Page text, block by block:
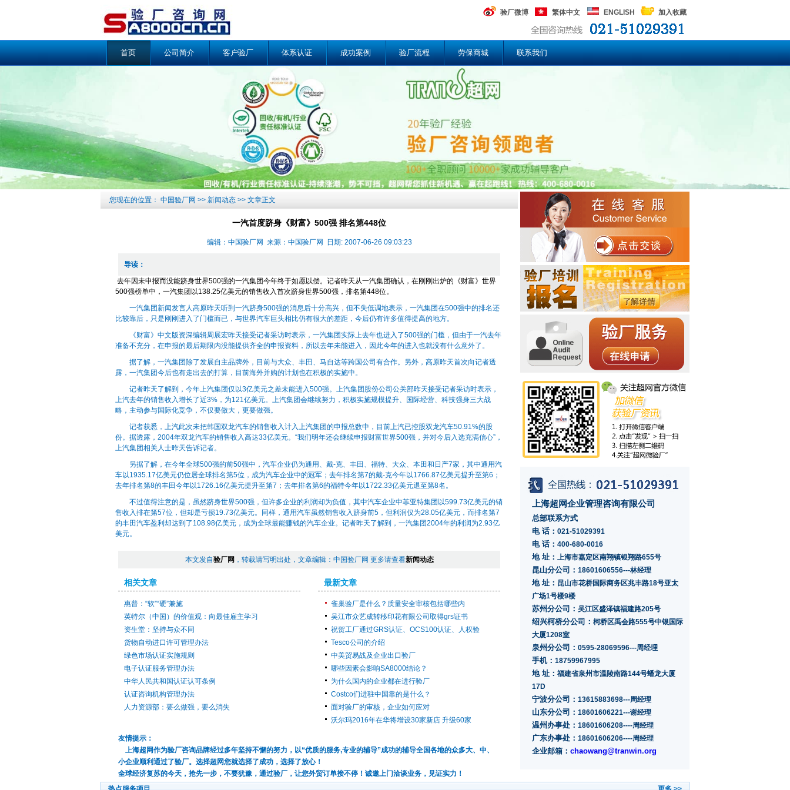
验厂微博 繁体中文 ENGLISH 加入收藏
首页 公司简介 客户验厂 体系认证 成功案例 验厂流程 劳保商城 联系我们
您现在的位置： 中国验厂网 >> 新闻动态 >> 文章正文
一汽首度跻身《财富》500强 排名第448位
编辑：中国验厂网 来源：中国验厂网 日期: 2007-06-26 09:03:23
导读：
去年因未申报而没能跻身世界500强的一汽集团今年终于如愿以偿。记者昨天从一汽集团确认，在刚刚出炉的《财富》世界
500强榜单中，一汽集团以138.25亿美元的销售收入首次跻身世界500强，排名第448位。
一汽集团新闻发言人高原昨天听到一汽跻身500强的消息后十分高兴，但不失低调地表示，一汽集团在500强中的排名还
比较靠后，只是刚刚进入了门槛而已，与世界汽车巨头相比仍有很大的差距，今后仍有许多值得提高的地方。
《财富》中文版资深编辑周展宏昨天接受记者采访时表示，一汽集团实际上去年也进入了500强的门槛，但由于一汽去年
准备不充分，在申报的最后期限内没能提供齐全的申报资料，所以去年未能进入，因此今年的进入也就没有什么意外了。
据了解，一汽集团除了发展自主品牌外，目前与大众、丰田、马自达等跨国公司有合作。另外，高原昨天首次向记者透
露，一汽集团今后也有走出去的打算，目前海外并购的计划也在积极的实施中。
记者昨天了解到，今年上汽集团仅以3亿美元之差未能进入500强。上汽集团股份公司公关部昨天接受记者采访时表示，
上汽去年的销售收入增长了近3%，为121亿美元。上汽集团会继续努力，积极实施规模提升、国际经营、科技强身三大战
略，主动参与国际化竞争，不仅要做大，更要做强。
记者获悉，上汽此次未把韩国双龙汽车的销售收入计入上汽集团的申报总数中，目前上汽已控股双龙汽车50.91%的股
份。据透露，2004年双龙汽车的销售收入高达33亿美元。“我们明年还会继续申报财富世界500强，并对今后入选充满信心”，
上汽集团相关人士昨天告诉记者。
另据了解，在今年全球500强的前50强中，汽车企业仍为通用、戴-克、丰田、福特、大众、本田和日产7家，其中通用汽
车以1935.17亿美元仍位居全球排名第5位，成为汽车企业中的冠军；去年排名第7的戴-克今年以1766.87亿美元提升至第6；
去年排名第8的丰田今年以1726.16亿美元提升至第7；去年排名第6的福特今年以1722.33亿美元退至第8名。
不过值得注意的是，虽然跻身世界500强，但许多企业的利润却为负值，其中汽车企业中菲亚特集团以599.73亿美元的销
售收入排在第57位，但却是亏损19.73亿美元。同样，通用汽车虽然销售收入跻身前5，但利润仅为28.05亿美元，而排名第7
的丰田汽车盈利却达到了108.98亿美元，成为全球最能赚钱的汽车企业。记者昨天了解到，一汽集团2004年的利润为2.93亿
美元。
本文发自验厂网 ，转载请写明出处，文章编辑：中国验厂网 更多请查看新闻动态
相关文章
惠普：“软”“硬”兼施
英特尔（中国）的价值观：向最佳雇主学习
资生堂：坚持与众不同
货物自动进口许可管理办法
绿色市场认证实施规则
电子认证服务管理办法
中华人民共和国认证认可条例
认证咨询机构管理办法
人力资源部：要么做强，要么消失
最新文章
雀巢验厂是什么？质量安全审核包括哪些内
吴江市众艺成转移印花有限公司取得grs证书
祝贺工厂通过GRS认证、OCS100认证、人权验
Tesco公司的介绍
中美贸易战及企业出口验厂
哪些因素会影响SA8000结论？
为什么国内的企业都在进行验厂
Costco们进驻中国靠的是什么？
面对验厂的审核，企业如何应对
沃尔玛2016年在华将增设30家新店 升级60家
友情提示：
上海超网作为验厂咨询品牌经过多年坚持不懈的努力，以“优质的服务,专业的辅导”成功的辅导全国各地的众多大、中、
小企业顺利通过了验厂。选择超网您就选择了成功，选择了放心！
全球经济复苏的今天，抢先一步，不要犹豫，通过验厂，让您外贸订单接不停！诚邀上门洽谈业务，见证实力！
上海超网企业管理咨询有限公司
总部联系方式
电 话： 021-51029391
电 话： 400-680-0016
地 址： 上海市嘉定区南翔镇银翔路655号
昆山分公司： 18601606556---林经理
地 址： 昆山市花桥国际商务区兆丰路18号亚太
广场1号楼9楼
苏州分公司： 吴江区盛泽镇福建路205号
绍兴柯桥分公司： 柯桥区禹会路555号中银国际
大厦1208室
泉州分公司： 0595-28069596---周经理
手机： 18759967995
地 址： 福建省泉州市温陵南路144号蟠龙大厦
17D
宁波分公司： 13615883698---周经理
山东分公司： 18601606221---谢经理
温州办事处： 18601606208----周经理
广东办事处： 18601606206----周经理
企业邮箱： chaowang@tranwin.org